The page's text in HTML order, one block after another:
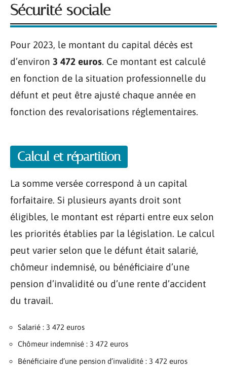
Sécurité sociale
Pour 2023, le montant du capital décès est
d’environ 3 472 euros. Ce montant est calculé
en fonction de la situation professionnelle du
défunt et peut être ajusté chaque année en
fonction des revalorisations réglementaires.
Calcul et répartition
La somme versée correspond à un capital
forfaitaire. Si plusieurs ayants droit sont
éligibles, le montant est réparti entre eux selon
les priorités établies par la législation. Le calcul
peut varier selon que le défunt était salarié,
chômeur indemnisé, ou bénéficiaire d’une
pension d’invalidité ou d’une rente d’accident
du travail.
Salarié : 3 472 euros
Chômeur indemnisé : 3 472 euros
Bénéficiaire d’une pension d’invalidité : 3 472 euros